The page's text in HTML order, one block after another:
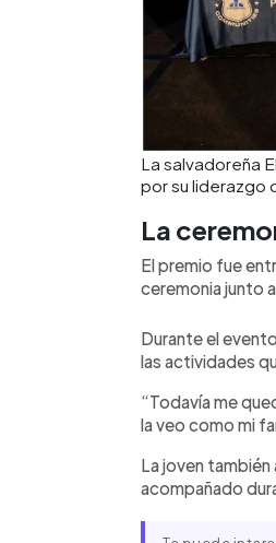
La salvadoreña
por su liderazgo
La
El premio fue
ceremonia junto
Durante el
las actividades
“Todavía me
la veo como mi
La joven
acompañado